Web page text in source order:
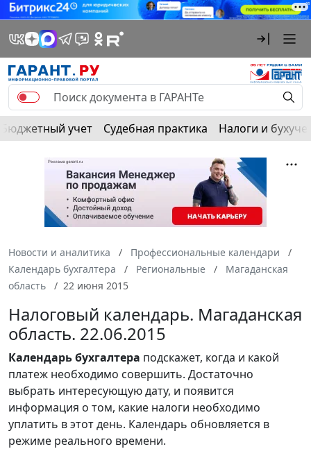
Бюджетный учет Судебная практика Налоги и
Новости и аналитика
Профессиональные календари
Календарь бухгалтера
Региональные
Магаданская
область
22 июня 2015
Налоговый календарь. Магаданская
область. 22.06.2015
Календарьбухгалтера подскажет, когда и какой
платеж необходимо совершить. Достаточно
выбрать интересующую дату, и появится
информация о том, какие налоги необходимо
уплатить в этот день. Календарь обновляется в
режиме реального времени.